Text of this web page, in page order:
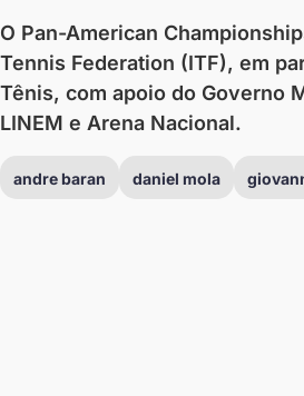
O Pan-American
Tennis Federation (ITF), em
Tênis, com apoio do Governo
LINEM e Arena Nacional.
andre baran daniel mola